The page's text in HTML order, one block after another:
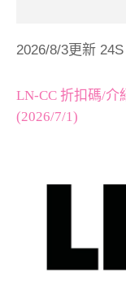
2026/8/3更新
LN-CC 折扣碼/介
(2026/7/1)